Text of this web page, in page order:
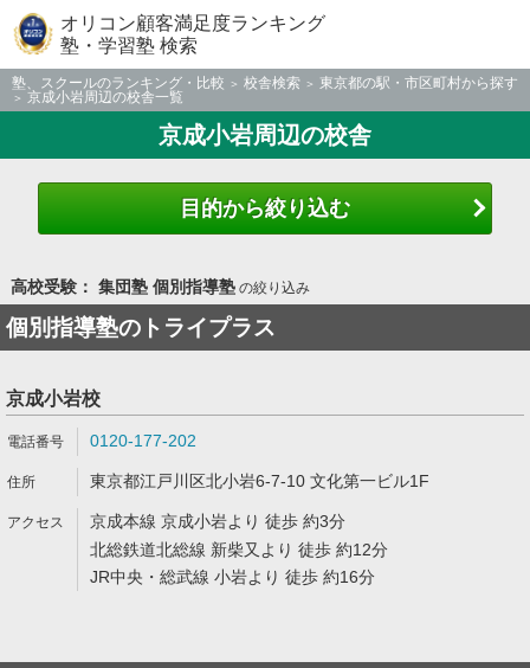
オリコン顧客満足度ランキング
塾・学習塾 検索
塾、スクールのランキング・比較 校舎検索
東京都の駅・市区町村から探す
京成小岩周辺の校舎一覧
京成小岩周辺の校舎
目的から絞り込む
高校受験： 集団塾 個別指導塾の絞り込み
個別指導塾のトライプラス
京成小岩校
0120-177-202
東京都江戸川区北小岩6-7-10 文化第一ビル1F
京成本線 京成小岩より 徒歩 約3分
北総鉄道北総線 新柴又より 徒歩 約12分
JR中央・総武線 小岩より 徒歩 約16分